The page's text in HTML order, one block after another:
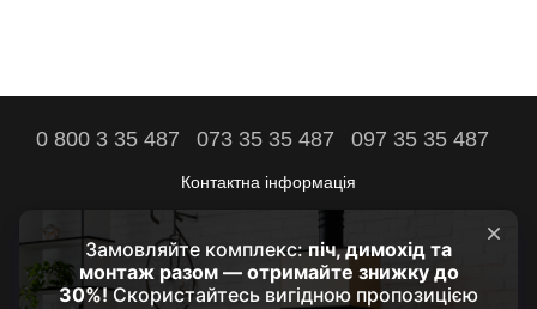
0 800 3 35 487 073 35 35 487 097 35 35 487
Контактна інформація
Повна версія сайту
Комфорт вашого дому - наша мета!
© 2021 - 2026 by HRUBA